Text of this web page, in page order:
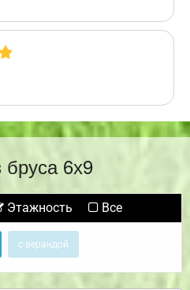
бруса 6х9
Этажность Все
с верандой